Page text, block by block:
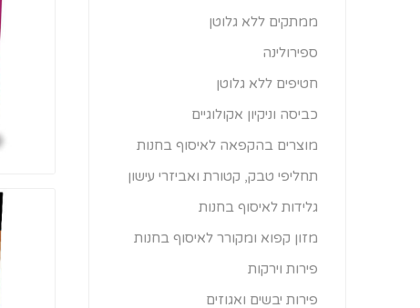
ממתקים ללא גלוטן
ספירולינה
חטיפים ללא גלוטן
כביסה וניקיון אקולוגיים
מוצרים בהקפאה לאיסוף בחנות
תחליפי טבק, קטורת ואביזרי עישון
גלידות לאיסוף בחנות
מזון קפוא ומקורר לאיסוף בחנות
פירות וירקות
פירות יבשים ואגוזים